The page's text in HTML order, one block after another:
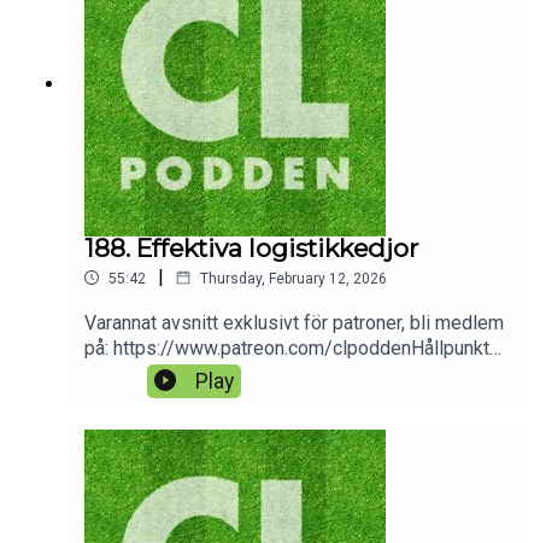
188. Effektiva logistikkedjor
55:42 | Thursday, February 12, 2026
Varannat avsnitt exklusivt för patroner, bli medlem
på: https://www.patreon.com/clpoddenHållpunkte
r:9:34 Football Money League 202628:57
Extraplatserna till CL42:41 Vinnare/förlorare-lista
Play